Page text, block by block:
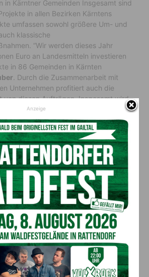
in Kärntner Gemeinden Insgesamt sind
in allen Bezirken Kärntens
umfassen sowohl größere Um- und
klassische
“Wir werden dieses Jahr
Euro an Landesmitteln investieren
in 86 Gemeinden in Kärnten
. Durch die Zusammenarbeit mit
Unternehmen profitiert auch die
von diesen Aufträgen. Insgesamt wird
von rund 26 Millionen Euro
Bauprogramm liegt der Fokus auf
Sturmschäden aus dem Vorjahr. “In
wir etwa 200 Projekte abschließen”,
Hierfür werden rund 3,8 Millionen
bereitgestellt. Besonders betroffen sind
Wolfsberg und Spittal. Die
von den Mitarbeitern der Agrartechnik
geplant und betreut, die auch die
übernehmen.
Anzeige